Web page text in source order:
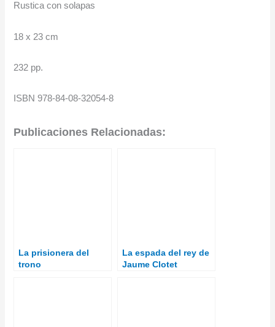
Rustica con solapas
18 x 23 cm
232 pp.
ISBN 978-84-08-32054-8
Publicaciones Relacionadas:
La prisionera del
trono
La espada del rey de
Jaume Clotet